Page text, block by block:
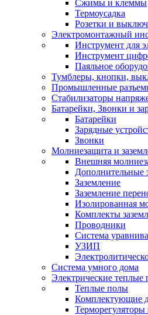
Сжимы и клеммы
Термоусадка
Розетки и
Электромонтажный
Инструмент для
Инструмент
Паяльное
Тумблеры, кнопки,
Промышленные
Стабилизаторы
Батарейки, Звонки и
Батарейки
Зарядные
Звонки
Молниезащита и
Внешняя
Дополнительные
Заземление
Заземление
Изолированная
Комплекты
Проводники
Система
УЗИП
Система умного дома
Электрические теплые
Теплые полы
Комплектующие
Терморегуляторы